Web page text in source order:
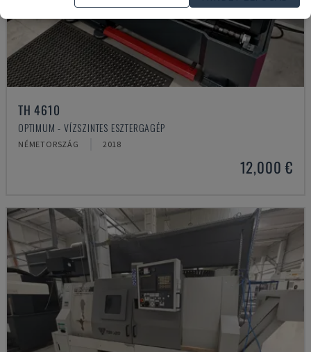
TH 4610
OPTIMUM - VÍZSZINTES ESZTERGAGÉP
NÉMETORSZÁG 2018
12,000 €